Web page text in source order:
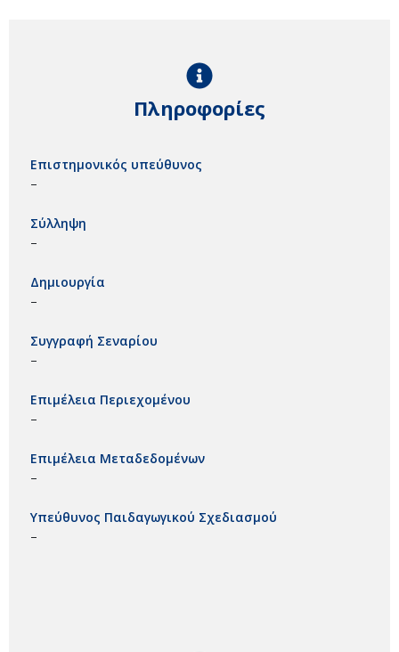
Πληροφορίες
Επιστημονικός υπεύθυνος
–
Σύλληψη
–
Δημιουργία
–
Συγγραφή Σεναρίου
–
Επιμέλεια Περιεχομένου
–
Επιμέλεια Μεταδεδομένων
–
Υπεύθυνος Παιδαγωγικού Σχεδιασμού
–